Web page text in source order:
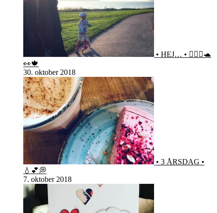
• HEJ… • 🙋🏻‍♀️🐢
👀🍁
30. oktober 2018
• 3 ÅRSDAG •
💧💕💭
7. oktober 2018